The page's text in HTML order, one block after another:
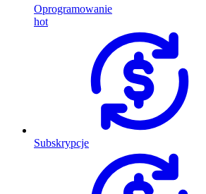
Oprogramowanie
hot
Subskrypcje